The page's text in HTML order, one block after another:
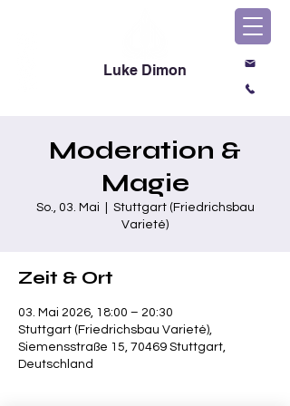
Luke Dimon
Moderation &
Magie
So., 03. Mai
Stuttgart (Friedrichsbau
Varieté)
Zeit & Ort
03. Mai 2026, 18:00 – 20:30
Stuttgart (Friedrichsbau Varieté),
Siemensstraße 15, 70469 Stuttgart,
Deutschland